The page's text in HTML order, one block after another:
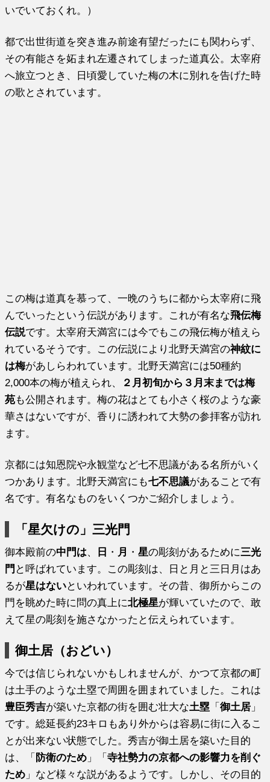
いでいておくれ。）
都で出世街道を突き進み前途有望だったにも関わらず、
その有能さを妬まれ左遷されてしまった道真公。太宰府
へ旅立つとき、日頃愛していた梅の木に別れを告げた時
の歌とされています。
この梅は道真を慕って、一晩のうちに都から太宰府に飛
んでいったという伝説があります。これが有名な飛伝梅
伝説です。太宰府天満宮には今でもこの飛伝梅が植えら
れているそうです。この伝説により北野天満宮の神紋に
は梅があしらわれています。北野天満宮には50種約
2,000本の梅が植えられ、
２月初旬から３月末までは梅
苑も公開されます。梅の花はとても小さく桜のような豪
華さはないですが、香りに誘われて大勢の参拝客が訪れ
ます。
京都には知恩院や永観堂など七不思議がある名所がいく
つかあります。北野天満宮にも七不思議があることで有
名です。有名なものをいくつかご紹介しましょう。
「星欠けの」三光門
御本殿前の中門は、 日 ・ 月 ・星の彫刻があるために三光
門 と呼ばれています。この彫刻は、日と月と三日月はあ
るが星はないといわれています。その昔、御所からこの
門を眺めた時に問の真上に北極星が輝いていたので、敢
えて星の彫刻を施さなかったと伝えられています。
御土居（おどい）
今では信じられないかもしれませんが、かつて京都の町
は土手のような土塁で周囲を囲まれていました。これは
豊臣秀吉が築いた京都の街を囲む壮大な土塁 「御土居 」
です。総延長約23キロもあり外からは容易に街に入るこ
とが出来ない状態でした。秀吉が御土居を築いた目的
は、「 防衛のため 」「寺社勢力の京都への影響力を削ぐ
ため 」など様々な説があるようです。しかし、その目的